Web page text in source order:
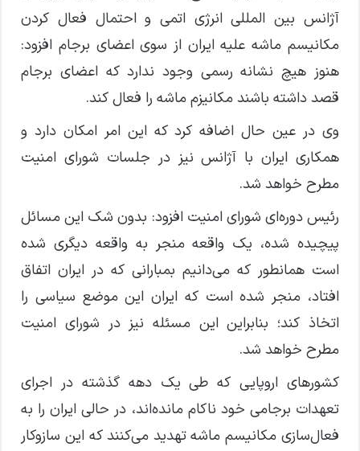
آژانس بین المللی انرژی اتمی و احتمال فعال کردن
مکانیسم ماشه علیه ایران از سوی اعضای برجام افزود:
هنوز هیچ نشانه رسمی وجود ندارد که اعضای برجام
قصد داشته باشند مکانیزم ماشه را فعال کند.
وی در عین حال اضافه کرد که این امر امکان دارد و
همکاری ایران با آژانس نیز در جلسات شورای امنیت
مطرح خواهد شد.
رئیس دوره‌ای شورای امنیت افزود: بدون شک این مسائل
پیچیده شده، یک واقعه منجر به واقعه دیگری شده
است همانطور که می‌دانیم بمبارانی که در ایران اتفاق
افتاد، منجر شده است که ایران این موضع سیاسی را
اتخاذ کند؛ بنابراین این مسئله نیز در شورای امنیت
مطرح خواهد شد.
کشور‌های اروپایی که طی یک دهه گذشته در اجرای
تعهدات برجامی خود ناکام مانده‌اند، در حالی ایران را به
فعال‌سازی مکانیسم ماشه تهدید می‌کنند که این سازوکار